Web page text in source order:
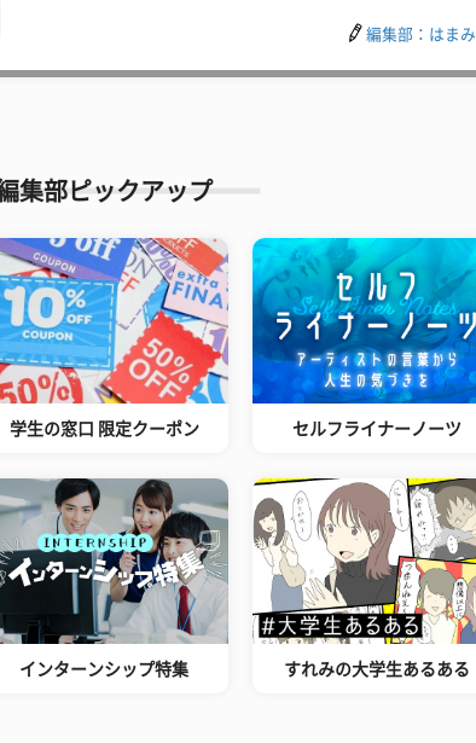
編集部：はまみ
集部ピックアップ
学生の窓口 限定クーポン セルフライナーノーツ
インターンシップ特集 すれみの大学生あるある